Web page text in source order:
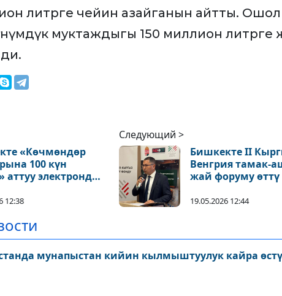
литрге чейин азайганын айтты. Ошол
муктаждыгы 150 миллион литрге
«Көчмөндөр
100 күн
аттуу электрондук
12:38
Следующий >
Бишкекте II
Венгрия тамак-
жай форуму өттү
19.05.2026 12:44
мунапыстан кийин кылмыштуулук кайра өстү